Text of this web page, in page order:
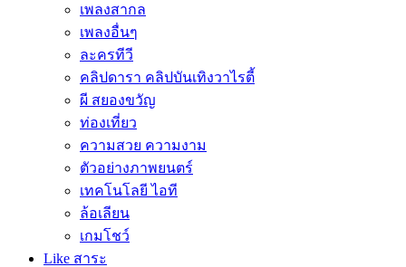
เพลงสากล
เพลงอื่นๆ
ละครทีวี
คลิปดารา คลิปบันเทิงวาไรตี้
ผี สยองขวัญ
ท่องเที่ยว
ความสวย ความงาม
ตัวอย่างภาพยนตร์
เทคโนโลยี ไอที
ล้อเลียน
เกมโชว์
Like สาระ